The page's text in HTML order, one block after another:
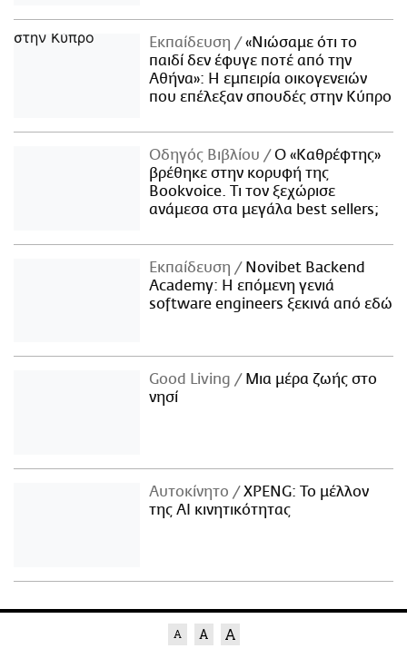
Εκπαίδευση
«Νιώσαμε ότι το
παιδί δεν έφυγε ποτέ από την
Αθήνα»: Η εμπειρία οικογενειών
που επέλεξαν σπουδές στην Κύπρο
Οδηγός Βιβλίου
Ο «Καθρέφτης»
βρέθηκε στην κορυφή της
Bookvoice. Τι τον ξεχώρισε
ανάμεσα στα μεγάλα best sellers;
Εκπαίδευση
Novibet Backend
Academy: Η επόμενη γενιά
software engineers ξεκινά από εδώ
Good Living
Μια μέρα ζωής στο
νησί
Αυτοκίνητο
XPENG: Το μέλλον
της AI κινητικότητας